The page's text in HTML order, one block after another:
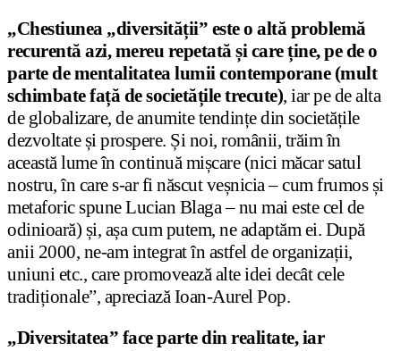
„Chestiunea „diversității” este o altă problemă
recurentă azi, mereu repetată și care ține, pe de o
parte de mentalitatea lumii contemporane (mult
schimbate față de societățile trecute), iar pe de alta
de globalizare, de anumite tendințe din societățile
dezvoltate și prospere. Și noi, românii, trăim în
această lume în continuă mișcare (nici măcar satul
nostru, în care s-ar fi născut veșnicia – cum frumos și
metaforic spune Lucian Blaga – nu mai este cel de
odinioară) și, așa cum putem, ne adaptăm ei. După
anii 2000, ne-am integrat în astfel de organizații,
uniuni etc., care promovează alte idei decât cele
tradiționale”, apreciază Ioan-Aurel Pop.
„Diversitatea” face parte din realitate, iar